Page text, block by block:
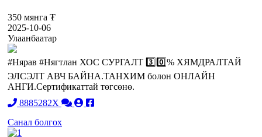
350 мянга ₮
2025-10-06
Улаанбаатар
#Нярав #Нягтлан ХОС СУРГАЛТ 3️⃣0️⃣% ХЯМДРАЛТАЙ
ЭЛСЭЛТ АВЧ БАЙНА.ТАНХИМ болон ОНЛАЙН
АНГИ.Сертификаттай төгсөнө.
8885282X
Санал болгох